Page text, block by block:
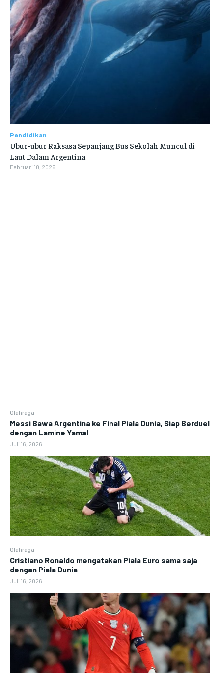
Olahraga
Messi Bawa Argentina ke Final Piala Dunia, Siap Berduel
dengan Lamine Yamal
Juli 16, 2026
Olahraga
Cristiano Ronaldo mengatakan Piala Euro sama saja
dengan Piala Dunia
Juli 16, 2026
Pendidikan
Ubur-ubur Raksasa Sepanjang Bus Sekolah Muncul di
Laut Dalam Argentina
Februari 10, 2026